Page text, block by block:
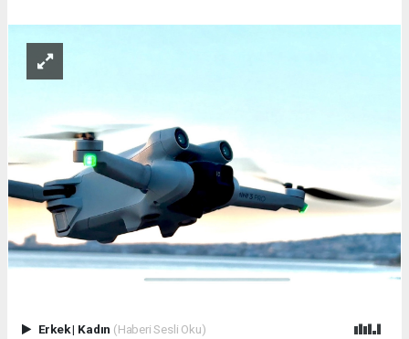
Erkek| Kadın (Haberi Sesli Oku)